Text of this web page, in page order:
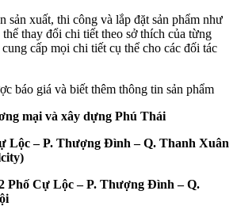
sản xuất, thi công và lắp đặt sản phẩm như
thay đổi chi tiết theo sở thích của từng
cấp mọi chi tiết cụ thể cho các đối tác
báo giá và biết thêm thông tin sản phẩm
mại và xây dựng Phú Thái
Lộc – P. Thượng Đình – Q. Thanh Xuân
Phố Cự Lộc – P. Thượng Đình – Q.